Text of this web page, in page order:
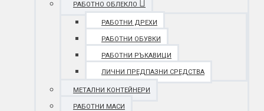
РАБОТНО ОБЛЕКЛО
РАБОТНИ ДРЕХИ
РАБОТНИ ОБУВКИ
РАБОТНИ РЪКАВИЦИ
ЛИЧНИ ПРЕДПАЗНИ СРЕДСТВА
МЕТАЛНИ КОНТЕЙНЕРИ
РАБОТНИ МАСИ